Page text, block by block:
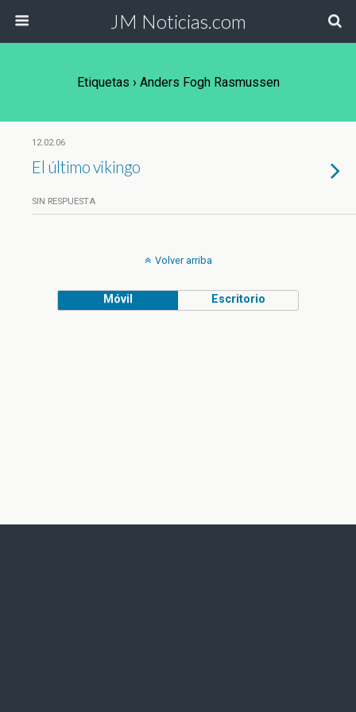
JM Noticias.com
Etiquetas › Anders Fogh Rasmussen
12.02.06
El último vikingo
SIN RESPUESTA
Volver arriba
Móvil Escritorio